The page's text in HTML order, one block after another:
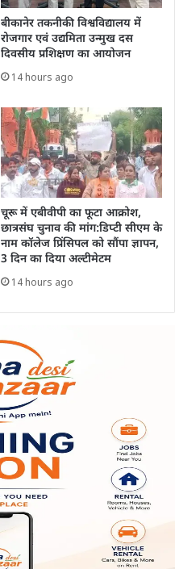
बीकानेर तकनीकी विश्वविद्यालय में
रोजगार एवं उद्यमिता उन्मुख दस
दिवसीय प्रशिक्षण का आयोजन
14 hours ago
चूरू में एबीवीपी का फूटा आक्रोश,
छात्रसंघ चुनाव की मांग:डिप्टी सीएम के
नाम कॉलेज प्रिंसिपल को सौंपा ज्ञापन,
3 दिन का दिया अल्टीमेटम
14 hours ago